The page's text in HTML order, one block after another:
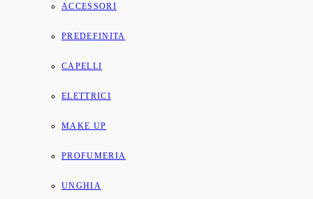
ACCESSORI
PREDEFINITA
CAPELLI
ELETTRICI
MAKE UP
PROFUMERIA
UNGHIA